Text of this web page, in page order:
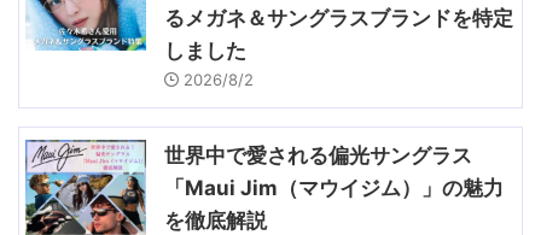
るメガネ＆サングラスブランドを特定
しました
2026/8/2
世界中で愛される偏光サングラス
「Maui Jim（マウイジム）」の魅力
を徹底解説